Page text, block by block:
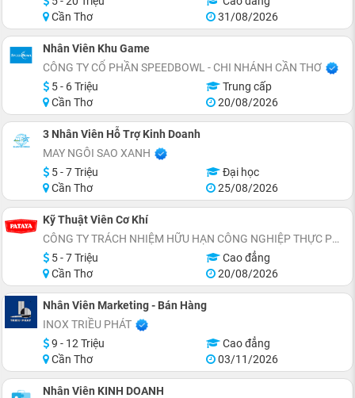
Cần Thơ
31/08/2026
Nhân Viên Khu Game
CÔNG TY CỔ PHẦN SPEEDBOWL - CHI NHÁNH CẦN THƠ
5 - 6 Triệu
Trung cấp
Cần Thơ
20/08/2026
3 Nhân Viên Hỗ Trợ Kinh Doanh
MAY NGÔI SAO XANH
5 - 7 Triệu
Đại học
Cần Thơ
25/08/2026
Kỹ Thuật Viên Cơ Khí
CÔNG TY TRÁCH NHIỆM HỮU HẠN CÔNG NGHIỆP THỰC PHẨM PATAYA (VIỆT NAM)
5 - 7 Triệu
Cao đẳng
Cần Thơ
20/08/2026
Nhân Viên Marketing - Bán Hàng
INOX TRIỀU PHÁT
9 - 12 Triệu
Cao đẳng
Cần Thơ
03/11/2026
Nhân Viên KINH DOANH